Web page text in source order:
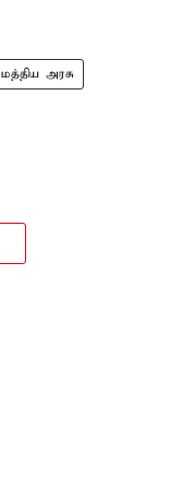
மத்திய அரசு